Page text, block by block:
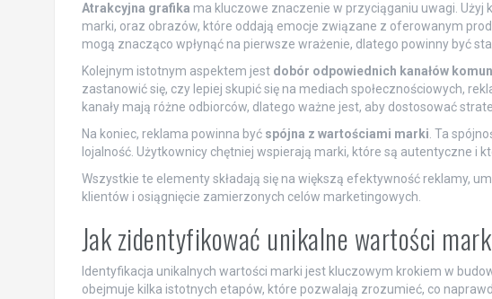
Atrakcyjna grafika ma kluczowe znaczenie w przyciąganiu uwagi.
marki, oraz obrazów, które oddają emocje związane z oferowanym
mogą znacząco wpłynąć na pierwsze wrażenie, dlatego powinny być
Kolejnym istotnym aspektem jest dobór odpowiednich kanałów
zastanowić się, czy lepiej skupić się na mediach społecznościowych,
kanały mają różne odbiorców, dlatego ważne jest, aby dostosować
Na koniec, reklama powinna być spójna z wartościami marki . Ta
lojalność. Użytkownicy chętniej wspierają marki, które są autentyczne i
Wszystkie te elementy składają się na większą efektywność reklamy,
klientów i osiągnięcie zamierzonych celów marketingowych.
Jak zidentyfikować unikalne wartości
Identyfikacja unikalnych wartości marki jest kluczowym krokiem w
obejmuje kilka istotnych etapów, które pozwalają zrozumieć, co